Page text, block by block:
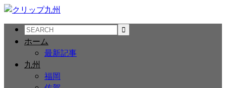
ホーム
最新記事
九州
福岡